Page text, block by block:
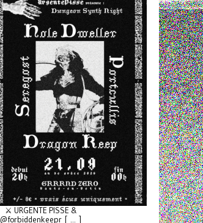
⚔️ URGENTE PISSE &
@forbiddenkeepr [ ... ]